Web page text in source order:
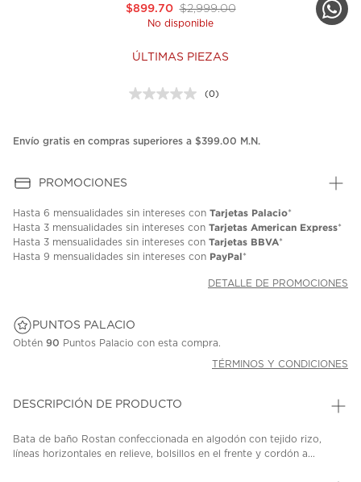
$2,999.00
$899.70
No disponible
ÚLTIMAS PIEZAS
Sin
en
(0)
Envío gratis en compras superiores a $399.00 M.N.
PROMOCIONES
Hasta 6 mensualidades sin intereses con Tarjetas Palacio*
Hasta 3 mensualidades sin intereses con Tarjetas American Express*
Hasta 3 mensualidades sin intereses con Tarjetas BBVA*
Hasta 9 mensualidades sin intereses con PayPal*
DETALLE DE PROMOCIONES
PUNTOS PALACIO
Obtén 90 Puntos Palacio con esta compra.
TÉRMINOS Y CONDICIONES
DESCRIPCIÓN DE PRODUCTO
Bata de baño Rostan confeccionada en algodón con tejido rizo,
líneas horizontales en relieve, bolsillos en el frente y cordón a...